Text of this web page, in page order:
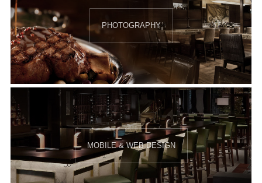
PHOTOGRAPHY
MOBILE & WEB DESIGN